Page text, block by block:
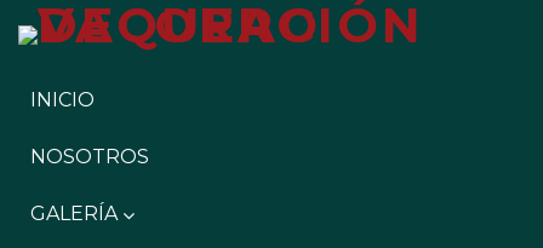
INICIO
NOSOTROS
GALERÍA